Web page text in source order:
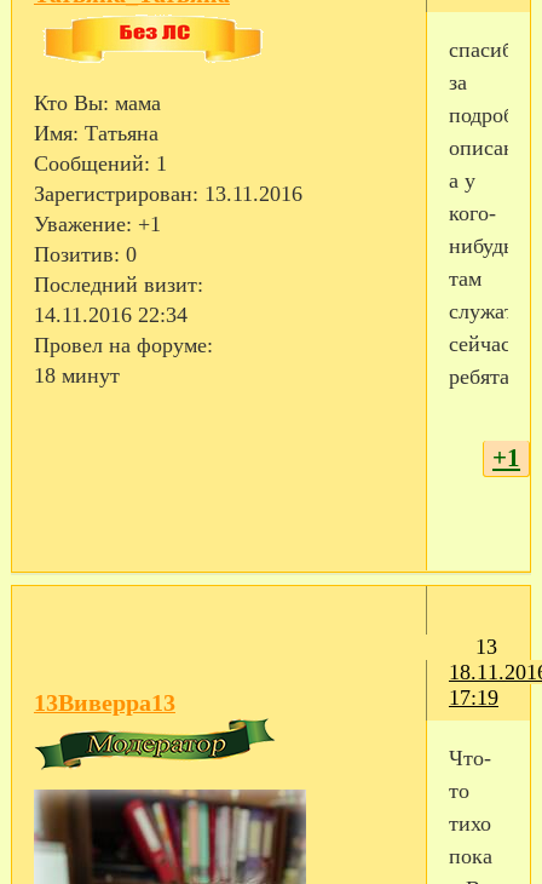
Кто Вы: мама
Имя: Татьяна
Сообщений: 1
Зарегистрирован: 13.11.2016
Уважение: +1
Позитив: 0
Последний визит:
14.11.2016 22:34
Провел на форуме:
18 минут
спасибо
за
а у
кого-
нибудь
там
служат
сейчас
ребята?
+1
13
17:19
13Виверра13
Что-
то
тихо
пока